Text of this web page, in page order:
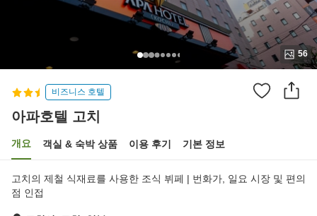
56
비즈니스 호텔
아파호텔 고치
개요 객실 & 숙박 상품 이용 후기 기본 정보
고치의 제철 식재료를 사용한 조식 뷔페 | 번화가, 일요 시장 및 편의
점 인접